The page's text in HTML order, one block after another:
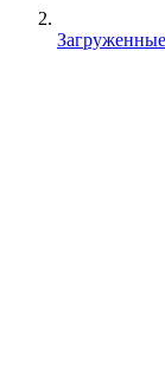
Загруженные